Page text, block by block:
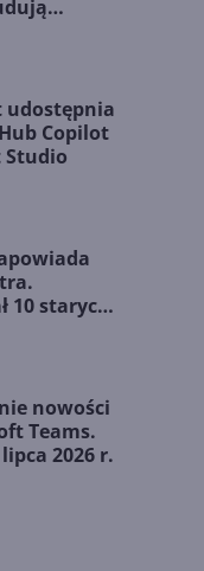
udostępnia
Copilot
Studio
10 starych
nowości
Teams.
2026 r.